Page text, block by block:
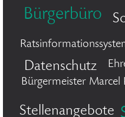
Bürgerbüro
Datenschutz
Bürgermeister Marcel
Stellenangebote